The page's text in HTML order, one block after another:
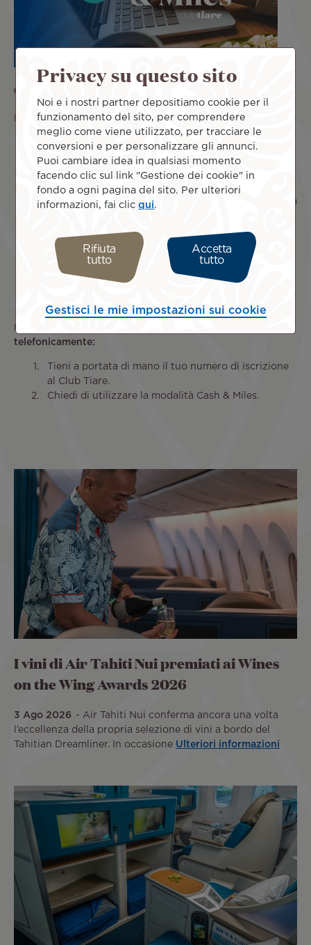
Come utilizzare la modalità Cash & Miles?
Per utilizzare questo servizio online:
Seleziona la casella Cash & Miles al momento
prenotazione .
Accedi al tuo account Club Tiare
Segui la consueta procedura di prenotazione,
selezionando la quantità di Miglia da utilizzare nella
Seleziona dal menu la quantità di Miglia che
desideri spendere e visualizzerai immediatamente
l’ammontare del risparmio.
Inserisci i dati della tua carta di credito per il
Conferma il pagamento.
telefonicamente:
Tieni a portata di mano il tuo numero di iscrizione
al Club Tiare.
Chiedi di utilizzare la modalità Cash & Miles.
I vini di Air Tahiti Nui premiati ai Wines
on the Wing Awards 2026
3 Ago 2026
Air Tahiti Nui conferma ancora una volta
l’eccellenza della propria selezione di vini a bordo del
Tahitian Dreamliner. In occasione Ulteriori informazioni
Privacy su questo sito
Noi e i nostri partner depositiamo cookie per il
funzionamento del sito, per comprendere
meglio come viene utilizzato, per tracciare le
conversioni e per personalizzare gli annunci.
Puoi cambiare idea in qualsiasi momento
facendo clic sul link "Gestione dei cookie" in
fondo a ogni pagina del sito. Per ulteriori
informazioni, fai clicqui.
Rifiuta
tutto
Accetta
tutto
Gestisci le mie impostazioni sui cookie